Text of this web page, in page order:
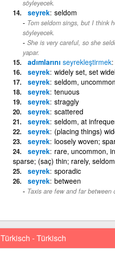
söyleyecek.
seyrek seldom
Tom seldom sings, but I think
söyleyecek.
She is very careful, so she
yapar.
adımlarını seyrekleştirmek
seyrek widely set, set
seyrek seldom,
seyrek tenuous
seyrek straggly
seyrek scattered
seyrek seldom, at
seyrek (placing things)
seyrek loosely woven;
seyrek rare, uncommon,
sparse; (saç) thin; rarely, seldom
seyrek sporadic
seyrek between
Taxis are few and far between
Türkisch - Türkisch